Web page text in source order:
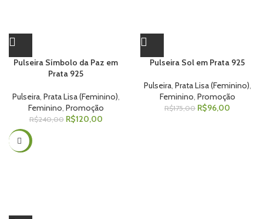
Pulseira Símbolo da Paz em
Prata 925
Pulseira, Prata Lisa (Feminino),
Feminino, Promoção
R$240,00 R$120,00
Pulseira Sol em Prata 925
Pulseira, Prata Lisa (Feminino),
Feminino, Promoção
R$175,00 R$96,00
-35%